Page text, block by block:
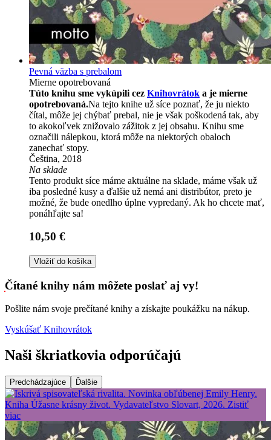
Pevná väzba s prebalom
Mierne opotrebovaná
Túto knihu sme vykúpili cez Knihovrátok a je mierne
opotrebovaná.Na tejto knihe už síce poznať, že ju niekto
čítal, môže jej chýbať prebal, nie je však poškodená tak, aby
to akokoľvek znižovalo zážitok z jej obsahu. Knihu sme
označili nálepkou, ktorá môže na niektorých obaloch
zanechať stopy.
Čeština, 2018
Na sklade
Tento produkt síce máme aktuálne na sklade, máme však už
iba posledné kusy a ďalšie už nemá ani distribútor, preto je
možné, že bude onedlho úplne vypredaný. Ak ho chcete mať,
ponáhľajte sa!
10,50 €
Vložiť do košíka
Čítané knihy nám môžete poslať aj vy!
Pošlite nám svoje prečítané knihy a získajte poukážku na nákup.
Vyskúšať Knihovrátok
Naši škriatkovia odporúčajú
Predchádzajúce Ďalšie